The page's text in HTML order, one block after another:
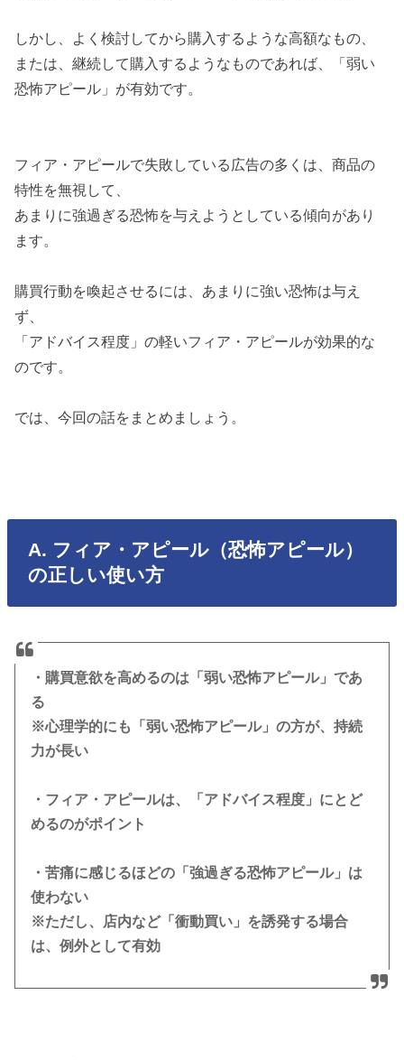
しかし、よく検討してから購入するような高額なもの、
または、継続して購入するようなものであれば、「弱い
恐怖アピール」が有効です。
フィア・アピールで失敗している広告の多くは、商品の
特性を無視して、
あまりに強過ぎる恐怖を与えようとしている傾向があり
ます。
購買行動を喚起させるには、あまりに強い恐怖は与え
ず、
「アドバイス程度」の軽いフィア・アピールが効果的な
のです。
では、今回の話をまとめましょう。
A. フィア・アピール（恐怖アピール）
の正しい使い方
・購買意欲を高めるのは「弱い恐怖アピール」であ
る
※心理学的にも「弱い恐怖アピール」の方が、持続
力が長い
・フィア・アピールは、「アドバイス程度」にとど
めるのがポイント
・苦痛に感じるほどの「強過ぎる恐怖アピール」は
使わない
※ただし、店内など「衝動買い」を誘発する場合
は、例外として有効